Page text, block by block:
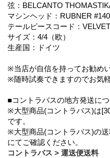
弦：BELCANTO
マシンヘッド：RUBNER
テールピースコード：
サイズ：4/4（欧）
生産国：ドイツ
※当店が自信を持ってお勧めい
※随時試奏できますのでお気
■コントラバスの地方発送に
※大型商品(コントラバス)は
です。
※大型商品(コントラバス)の
にてご確認ください。
コントラバス > 運送便送料